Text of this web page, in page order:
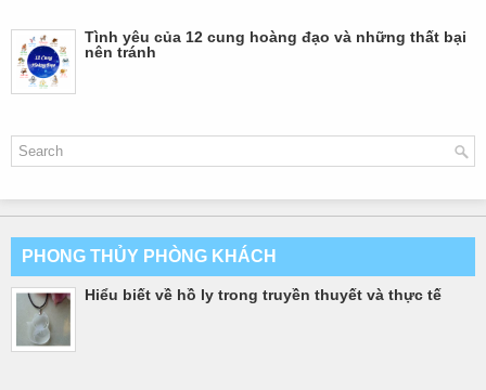
Tình yêu của 12 cung hoàng đạo và những thất bại
nên tránh
PHONG THỦY PHÒNG KHÁCH
Hiểu biết về hồ ly trong truyền thuyết và thực tế